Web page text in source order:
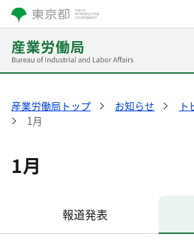
産業労働局トップ お知らせ ト
1月
1月
報道発表